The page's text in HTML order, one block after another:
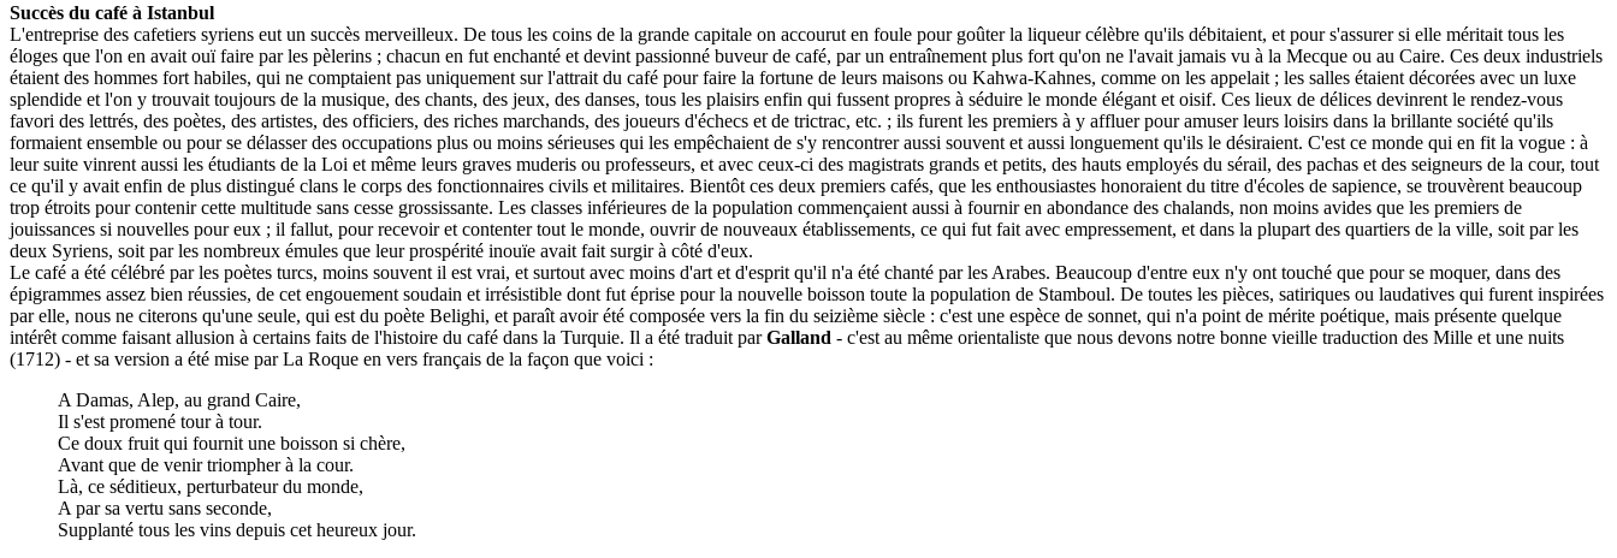
Succès du café à Istanbul
L'entreprise des cafetiers syriens eut un succès merveilleux. De tous les coins de la grande capitale on accourut en foule pour goûter la liqueur célèbre qu'ils débitaient, et pour s'assurer si elle méritait tous les
éloges que l'on en avait ouï faire par les pèlerins ; chacun en fut enchanté et devint passionné buveur de café, par un entraînement plus fort qu'on ne l'avait jamais vu à la Mecque ou au Caire. Ces deux industriels
étaient des hommes fort habiles, qui ne comptaient pas uniquement sur l'attrait du café pour faire la fortune de leurs maisons ou Kahwa-Kahnes, comme on les appelait ; les salles étaient décorées avec un luxe
splendide et l'on y trouvait toujours de la musique, des chants, des jeux, des danses, tous les plaisirs enfin qui fussent propres à séduire le monde élégant et oisif. Ces lieux de délices devinrent le rendez-vous
favori des lettrés, des poètes, des artistes, des officiers, des riches marchands, des joueurs d'échecs et de trictrac, etc. ; ils furent les premiers à y affluer pour amuser leurs loisirs dans la brillante société qu'ils
formaient ensemble ou pour se délasser des occupations plus ou moins sérieuses qui les empêchaient de s'y rencontrer aussi souvent et aussi longuement qu'ils le désiraient. C'est ce monde qui en fit la vogue : à
leur suite vinrent aussi les étudiants de la Loi et même leurs graves muderis ou professeurs, et avec ceux-ci des magistrats grands et petits, des hauts employés du sérail, des pachas et des seigneurs de la cour, tout
ce qu'il y avait enfin de plus distingué clans le corps des fonctionnaires civils et militaires. Bientôt ces deux premiers cafés, que les enthousiastes honoraient du titre d'écoles de sapience, se trouvèrent beaucoup
trop étroits pour contenir cette multitude sans cesse grossissante. Les classes inférieures de la population commençaient aussi à fournir en abondance des chalands, non moins avides que les premiers de
jouissances si nouvelles pour eux ; il fallut, pour recevoir et contenter tout le monde, ouvrir de nouveaux établissements, ce qui fut fait avec empressement, et dans la plupart des quartiers de la ville, soit par les
deux Syriens, soit par les nombreux émules que leur prospérité inouïe avait fait surgir à côté d'eux.
Le café a été célébré par les poètes turcs, moins souvent il est vrai, et surtout avec moins d'art et d'esprit qu'il n'a été chanté par les Arabes. Beaucoup d'entre eux n'y ont touché que pour se moquer, dans des
épigrammes assez bien réussies, de cet engouement soudain et irrésistible dont fut éprise pour la nouvelle boisson toute la population de Stamboul. De toutes les pièces, satiriques ou laudatives qui furent inspirées
par elle, nous ne citerons qu'une seule, qui est du poète Belighi, et paraît avoir été composée vers la fin du seizième siècle : c'est une espèce de sonnet, qui n'a point de mérite poétique, mais présente quelque
intérêt comme faisant allusion à certains faits de l'histoire du café dans la Turquie. Il a été traduit parGalland - c'est au même orientaliste que nous devons notre bonne vieille traduction des Mille et une nuits
(1712) - et sa version a été mise par La Roque en vers français de la façon que voici :
A Damas, Alep, au grand Caire,
Il s'est promené tour à tour.
Ce doux fruit qui fournit une boisson si chère,
Avant que de venir triompher à la cour.
Là, ce séditieux, perturbateur du monde,
A par sa vertu sans seconde,
Supplanté tous les vins depuis cet heureux jour.